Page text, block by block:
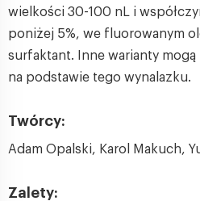
wielkości 30-100 nL i
poniżej 5%, we fluorowanym
surfaktant. Inne warianty
na podstawie tego wynalazku.
Twórcy:
Adam Opalski, Karol Makuch,
Zalety: